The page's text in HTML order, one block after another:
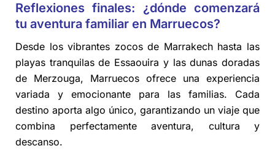
Reflexiones finales: ¿dónde comenzará
tu aventura familiar en Marruecos?
Desde los vibrantes zocos de Marrakech hasta las
playas tranquilas de Essaouira y las dunas doradas
de Merzouga, Marruecos ofrece una experiencia
variada y emocionante para las familias. Cada
destino aporta algo único, garantizando un viaje que
combina perfectamente aventura, cultura y
descanso.